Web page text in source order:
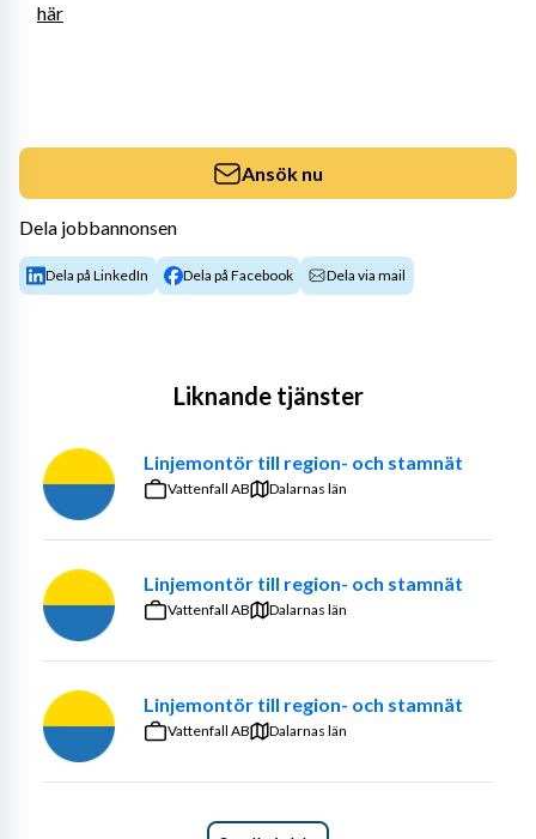
här
Ansök nu
Dela jobbannonsen
Dela på LinkedIn Dela på Facebook Dela via mail
Liknande tjänster
Linjemontör till region- och stamnät
Vattenfall AB Dalarnas län
Linjemontör till region- och stamnät
Vattenfall AB Dalarnas län
Linjemontör till region- och stamnät
Vattenfall AB Dalarnas län